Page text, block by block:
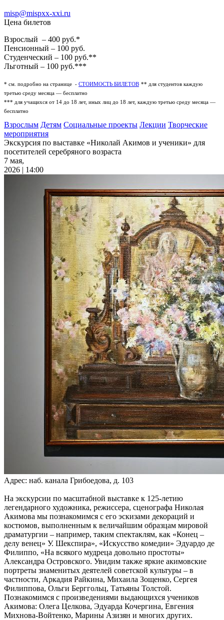
misp@mispxx-xxi.ru
Цена билетов
Взрослый – 400 руб.*
Пенсионный – 100 руб.
Студенческий – 100 руб.**
Льготный – 100 руб.***
* см. подробно на странице - СТОИМОСТЬ БИЛЕТОВ ** для студентов каждую
третью среду месяца — бесплатно
*** для учащихся от 14 до 18 лет, иных лиц до 18 лет, каждую третью среду месяца —
бесплатно
Взрослым Детям Социальные проекты Лекции Творческие
мероприятия
Экскурсия по выставке «Николай Акимов и ученики» для
посетителей серебряного возраста
7 мая,
2026 | 14:00
Адрес: наб. канала Грибоедова, д. 103
На экскурсии по масштабной выставке к 125-летию
легендарного художника, режиссера, сценографа Николая
Акимова мы познакомимся с его эскизами декораций и
костюмов, выполненным к величайшим образцам мировой
драматургии – например, таким спектаклям, как «Конец –
делу венец» У. Шекспира», «Искусство комедии» Эдуардо де
Филиппо, «На всякого мудреца довольно простоты»
Александра Островского. Увидим также яркие акимовские
портреты знаменитых деятелей советской культуры – в
частности, Аркадия Райкина, Михаила Зощенко, Сергея
Филиппова, Ольги Берггольц, Татьяны Толстой.
Познакомимся с произведениями выдающихся учеников
Акимова: Олега Целкова, Эдуарда Кочергина, Евгения
Михнова-Войтенко, Марины Азизян и многих других.